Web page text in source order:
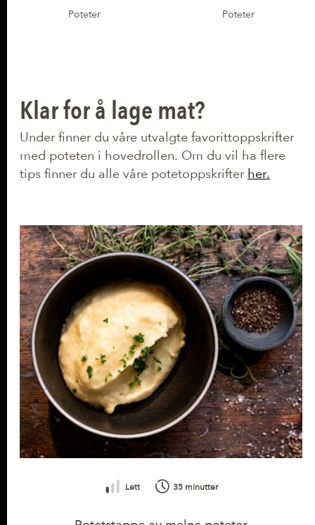
Poteter Poteter
Klar for å lage mat?
Under finner du våre utvalgte favorittoppskrifter
med poteten i hovedrollen. Om du vil ha flere
tips finner du alle våre potetoppskrifter her.
Lag noe godt med potet
Lett 35 minutter